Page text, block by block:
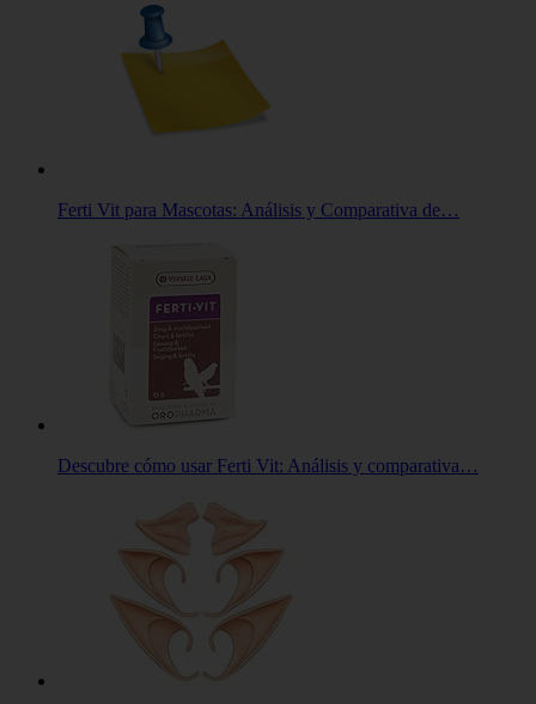
Ferti Vit para Mascotas: Análisis y Comparativa de…
Descubre cómo usar Ferti Vit: Análisis y comparativa…